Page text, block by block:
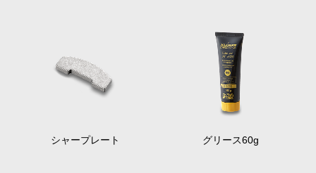
シャープレート グリース60g